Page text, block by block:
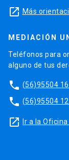
launch Más
MEDIACIÓN
Teléfonos para
alguno de tus
phone (56)95504
phone (56)95504
launch Ir a la